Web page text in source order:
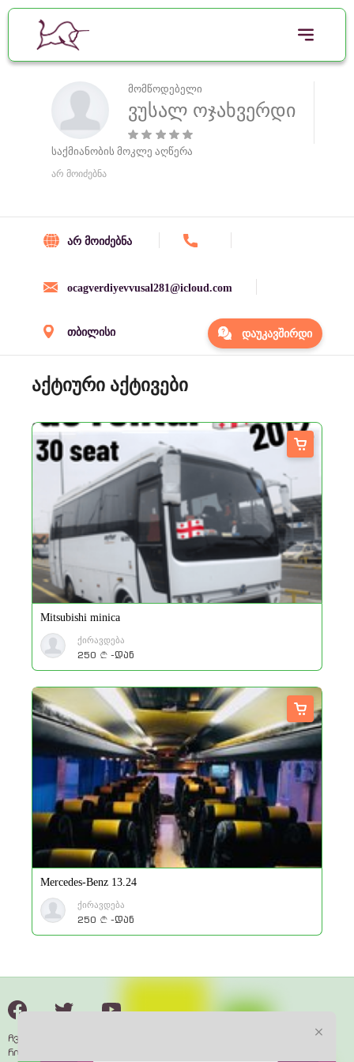
მომწოდებელი
ვუსალ ოჯახვერდი
საქმიანობის მოკლე აღწერა
არ მოიძებნა
არ მოიძებნა
ocagverdiyevvusal281@icloud.com
თბილისი დაუკავშირდი
აქტიური აქტივები
Mitsubishi minica
ქირავდება
250 a -დან
Mercedes-Benz 13.24
ქირავდება
250 a -დან
ჩვენ შესახებ
როგორ მუშაობს